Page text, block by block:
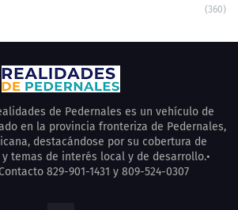
(360)
de Pedernales es un vehículo de
en la provincia fronteriza de Pedernales,
destacándose por su cobertura de
temas de interés local y de desarrollo.•
829-901-1431 y 809-524-0307